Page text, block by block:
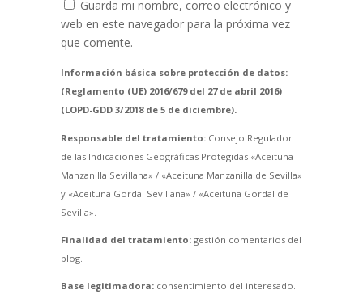
Guarda mi nombre, correo electrónico y
web en este navegador para la próxima vez
que comente.
Información básica sobre protección de datos:
(Reglamento (UE) 2016/679 del 27 de abril 2016)
(LOPD-GDD 3/2018 de 5 de diciembre).
Responsable del tratamiento:Consejo Regulador
de las Indicaciones Geográficas Protegidas «Aceituna
Manzanilla Sevillana» / «Aceituna Manzanilla de Sevilla»
y «Aceituna Gordal Sevillana» / «Aceituna Gordal de
Sevilla».
Finalidad del tratamiento:gestión comentarios del
blog.
Base legitimadora:consentimiento del interesado.